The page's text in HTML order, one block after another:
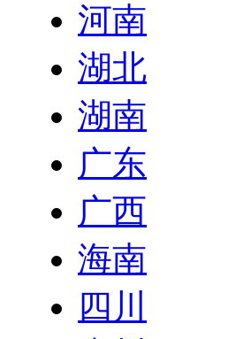
河南
湖北
湖南
广东
广西
海南
四川